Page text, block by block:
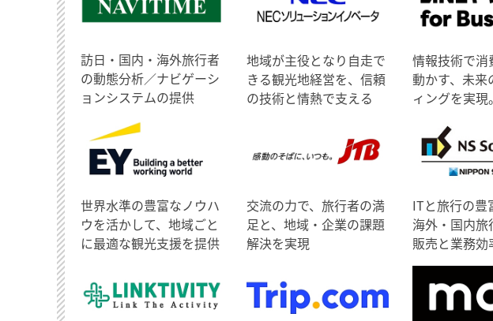
訪日・国内・海外旅行者
の動態分析／ナビゲーシ
ョンシステムの提供
地域が主役となり自走で
きる観光地経営を、信頼
の技術と情熱で支える
情報技術で消
動かす、未来
ィングを実現。
世界水準の豊富なノウハ
ウを活かして、地域ごと
に最適な観光支援を提供
交流の力で、旅行者の満
足と、地域・企業の課題
解決を実現
ITと旅行の豊
海外・国内
販売と業務